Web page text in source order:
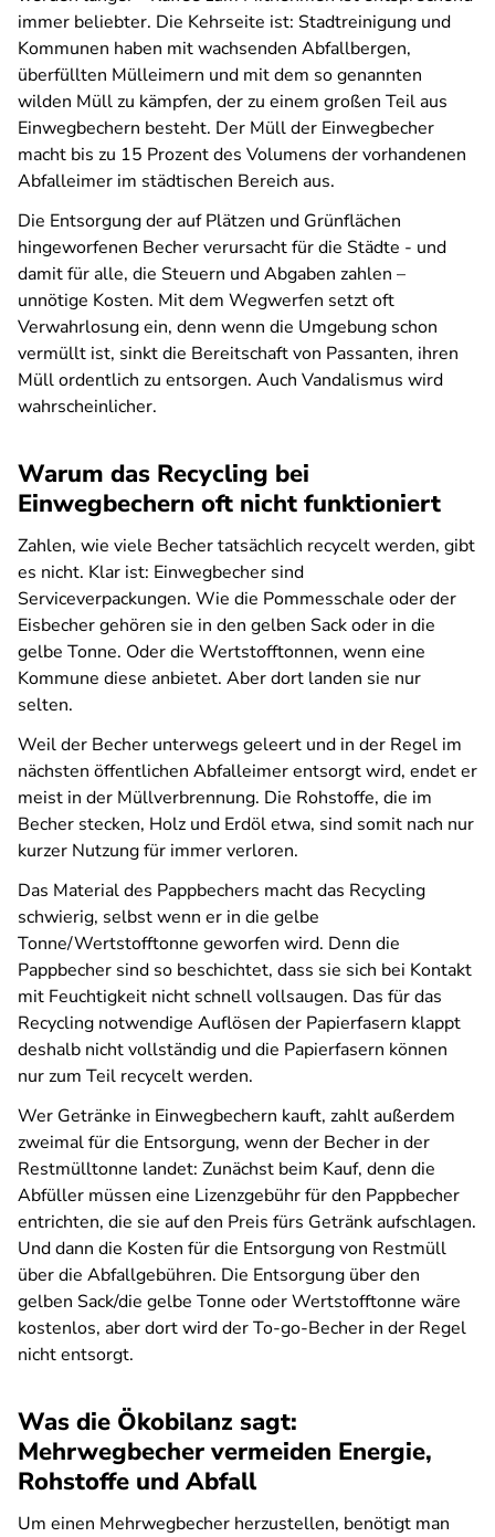
immer beliebter. Die Kehrseite ist: Stadtreinigung und
Kommunen haben mit wachsenden Abfallbergen,
überfüllten Mülleimern und mit dem so genannten
wilden Müll zu kämpfen, der zu einem großen Teil aus
Einwegbechern besteht. Der Müll der Einwegbecher
macht bis zu 15 Prozent des Volumens der vorhandenen
Abfalleimer im städtischen Bereich aus.
Die Entsorgung der auf Plätzen und Grünflächen
hingeworfenen Becher verursacht für die Städte - und
damit für alle, die Steuern und Abgaben zahlen –
unnötige Kosten. Mit dem Wegwerfen setzt oft
Verwahrlosung ein, denn wenn die Umgebung schon
vermüllt ist, sinkt die Bereitschaft von Passanten, ihren
Müll ordentlich zu entsorgen. Auch Vandalismus wird
wahrscheinlicher.
Warum das Recycling bei
Einwegbechern oft nicht funktioniert
Zahlen, wie viele Becher tatsächlich recycelt werden, gibt
es nicht. Klar ist: Einwegbecher sind
Serviceverpackungen. Wie die Pommesschale oder der
Eisbecher gehören sie in den gelben Sack oder in die
gelbe Tonne. Oder die Wertstofftonnen, wenn eine
Kommune diese anbietet. Aber dort landen sie nur
selten.
Weil der Becher unterwegs geleert und in der Regel im
nächsten öffentlichen Abfalleimer entsorgt wird, endet er
meist in der Müllverbrennung. Die Rohstoffe, die im
Becher stecken, Holz und Erdöl etwa, sind somit nach nur
kurzer Nutzung für immer verloren.
Das Material des Pappbechers macht das Recycling
schwierig, selbst wenn er in die gelbe
Tonne/Wertstofftonne geworfen wird. Denn die
Pappbecher sind so beschichtet, dass sie sich bei Kontakt
mit Feuchtigkeit nicht schnell vollsaugen. Das für das
Recycling notwendige Auflösen der Papierfasern klappt
deshalb nicht vollständig und die Papierfasern können
nur zum Teil recycelt werden.
Wer Getränke in Einwegbechern kauft, zahlt außerdem
zweimal für die Entsorgung, wenn der Becher in der
Restmülltonne landet: Zunächst beim Kauf, denn die
Abfüller müssen eine Lizenzgebühr für den Pappbecher
entrichten, die sie auf den Preis fürs Getränk aufschlagen.
Und dann die Kosten für die Entsorgung von Restmüll
über die Abfallgebühren. Die Entsorgung über den
gelben Sack/die gelbe Tonne oder Wertstofftonne wäre
kostenlos, aber dort wird der To-go-Becher in der Regel
nicht entsorgt.
Was die Ökobilanz sagt:
Mehrwegbecher vermeiden Energie,
Rohstoffe und Abfall
Um einen Mehrwegbecher herzustellen, benötigt man